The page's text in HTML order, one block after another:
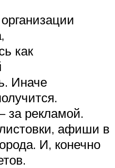
как
Иначе
за рекламой.
афиши в
И, конечно